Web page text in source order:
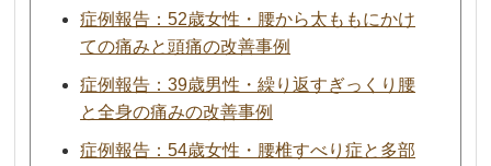
症例報告：52歳女性・腰から太ももにかけ
ての痛みと頭痛の改善事例
症例報告：39歳男性・繰り返すぎっくり腰
と全身の痛みの改善事例
症例報告：54歳女性・腰椎すべり症と多部